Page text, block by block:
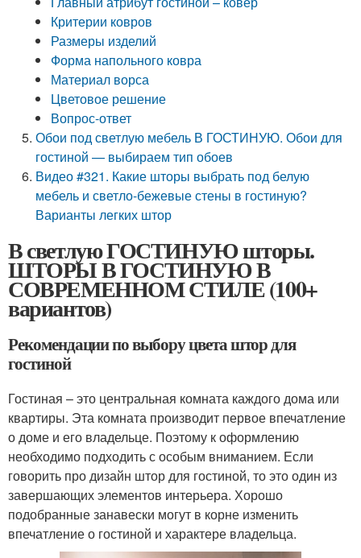
Критерии ковров
Размеры изделий
Форма напольного ковра
Материал ворса
Цветовое решение
Вопрос-ответ
Обои под светлую мебель В ГОСТИНУЮ. Обои для
гостиной — выбираем тип обоев
Видео #321. Какие шторы выбрать под белую
мебель и светло-бежевые стены в гостиную?
Варианты легких штор
В светлую ГОСТИНУЮ шторы.
ШТОРЫ В ГОСТИНУЮ В
СОВРЕМЕННОМ СТИЛЕ (100+
вариантов)
Рекомендации по выбору цвета штор для
гостиной
Гостиная – это центральная комната каждого дома или
квартиры. Эта комната производит первое впечатление
о доме и его владельце. Поэтому к оформлению
необходимо подходить с особым вниманием. Если
говорить про дизайн штор для гостиной, то это один из
завершающих элементов интерьера. Хорошо
подобранные занавески могут в корне изменить
впечатление о гостиной и характере владельца.